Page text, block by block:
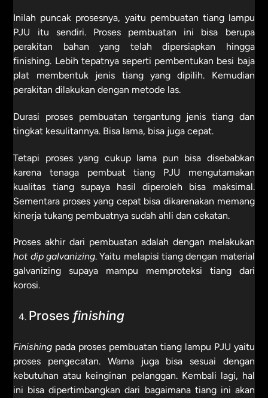
Inilah puncak prosesnya, yaitu pembuatan tiang lampu
PJU itu sendiri. Proses pembuatan ini bisa berupa
perakitan bahan yang telah dipersiapkan hingga
finishing. Lebih tepatnya seperti pembentukan besi baja
plat membentuk jenis tiang yang dipilih. Kemudian
perakitan dilakukan dengan metode las.
Durasi proses pembuatan tergantung jenis tiang dan
tingkat kesulitannya. Bisa lama, bisa juga cepat.
Tetapi proses yang cukup lama pun bisa disebabkan
karena tenaga pembuat tiang PJU mengutamakan
kualitas tiang supaya hasil diperoleh bisa maksimal.
Sementara proses yang cepat bisa dikarenakan memang
kinerja tukang pembuatnya sudah ahli dan cekatan.
Proses akhir dari pembuatan adalah dengan melakukan
hot dip galvanizing. Yaitu melapisi tiang dengan material
galvanizing supaya mampu memproteksi tiang dari
korosi.
Proses finishing
Finishing pada proses pembuatan tiang lampu PJU yaitu
proses pengecatan. Warna juga bisa sesuai dengan
kebutuhan atau keinginan pelanggan. Kembali lagi, hal
ini bisa dipertimbangkan dari bagaimana tiang ini akan